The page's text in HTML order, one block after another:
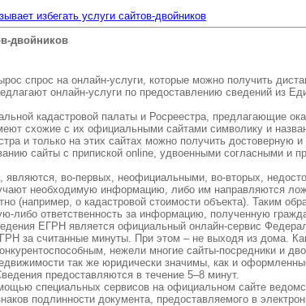
избегать услуги сайтов-двойников
двойников
спрос на онлайн-услуги, которые можно получить
онлайн-услуги по предоставлению сведений из
кадастровой палаты и Росреестра, предлагающие
схожие с их официальными сайтами символику и
и только на этих сайтах можно получить
сайты с припиской online, удвоенными согласными
являются, во-первых, неофициальными, во-вторых,
необходимую информацию, либо им направляются
(например, о кадастровой стоимости объекта). Таким
либо ответственность за информацию, полученную
ЕГРН является официальный онлайн-сервис
за считанные минуты. При этом – не выходя из дома.
нежели многие сайты-посредники и
так же юридически значимы, как и
предоставляются в течение 5–8 минут.
специальных сервисов на официальном сайте
подлинности документа, предоставляемого в